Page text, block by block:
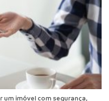
um imóvel com segurança,